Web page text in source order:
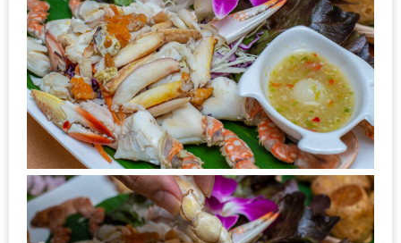
ระดับ
พรีเมียม
พร้อม
สุ
กี้
เนื้อ
หมู
คู
โร